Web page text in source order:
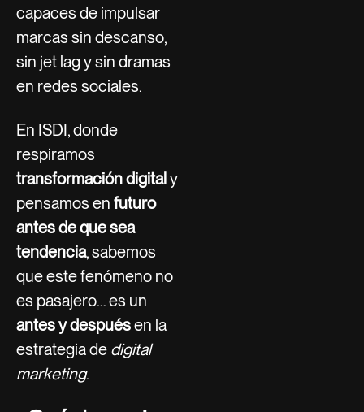
capaces de impulsar
marcas sin descanso,
sin jet lag y sin dramas
en redes sociales.
En ISDI, donde
respiramos
transformación digital y
pensamos en futuro
antes de que sea
tendencia, sabemos
que este fenómeno no
es pasajero… es un
antes y despuésen la
estrategia de digital
marketing.